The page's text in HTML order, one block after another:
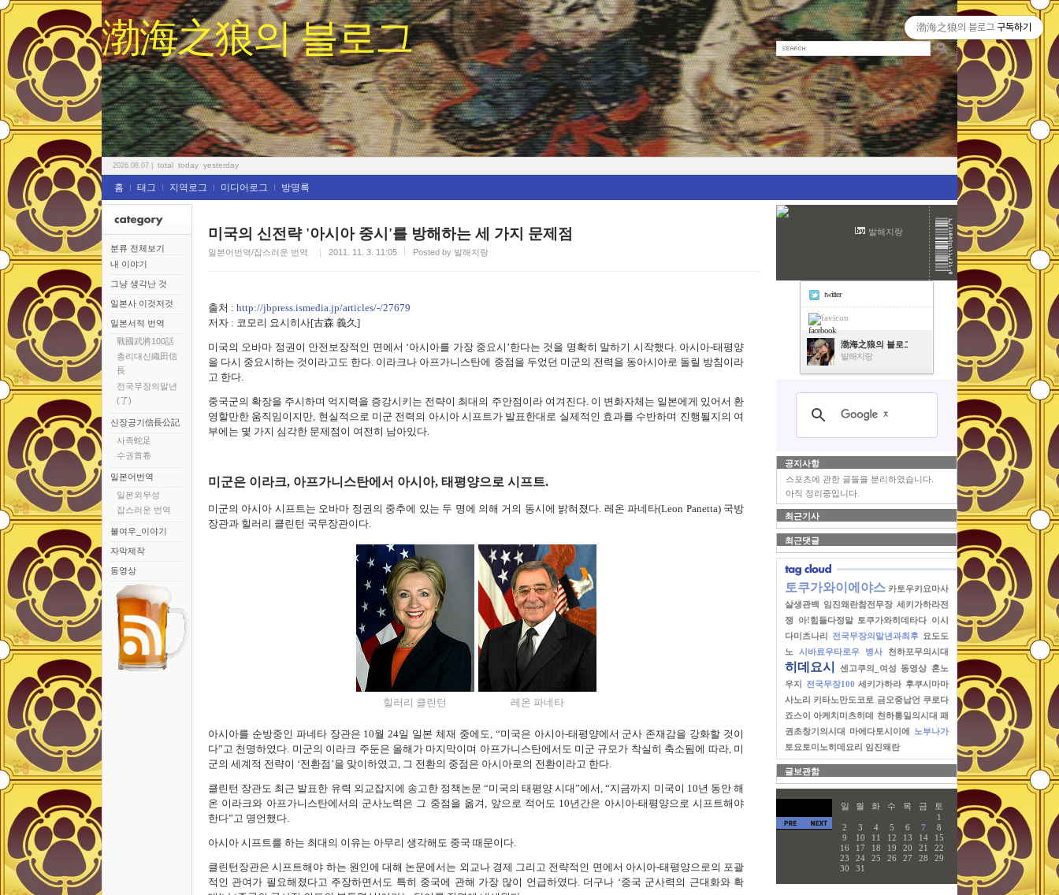
渤海之狼의 블로그
2026.08.07 total today yesterday
홈 태그 지역로그 미디어로그 방명록
분류 전체보기
내 이야기
그냥 생각난 것
일본사 이것저것
일본서적 번역
戰國武將100話
총리대신織田信
長
전국무장의말년
(了)
신장공기信長公記
사족蛇足
수권首卷
일본어번역
일본외무성
잡스러운 번역
불여우_이야기
자막제작
동영상
미국의 신전략 '아시아 중시'를 방해하는 세 가지 문제점
일본어번역/잡스러운 번역 2011. 11. 3. 11:05 Posted by 발해지랑
출처 : http://jbpress.ismedia.jp/articles/-/27679
저자 : 코모리 요시히사[古森 義久]
미국의 오바마 정권이 안전보장적인 면에서 ‘아시아를 가장 중요시’한다는 것을 명확히 말하기 시작했다. 아시아-태평양
을 다시 중요시하는 것이라고도 한다. 이라크나 아프가니스탄에 중점을 두었던 미군의 전력을 동아시아로 돌릴 방침이라
고 한다.
중국군의 확장을 주시하며 억지력을 증강시키는 전략이 최대의 주안점이라 여겨진다. 이 변화자체는 일본에게 있어서 환
영할만한 움직임이지만, 현실적으로 미군 전력의 아시아 시프트가 발표한대로 실제적인 효과를 수반하며 진행될지의 여
부에는 몇 가지 심각한 문제점이 여전히 남아있다.
미군은 이라크, 아프가니스탄에서 아시아, 태평양으로 시프트.
미군의 아시아 시프트는 오바마 정권의 중추에 있는 두 명에 의해 거의 동시에 밝혀졌다. 레온 파네타(Leon Panetta) 국방
장관과 힐러리 클린턴 국무장관이다.
힐러리 클린턴 레온 파네타
아시아를 순방중인 파네타 장관은 10월 24일 일본 체재 중에도, “미국은 아시아-태평양에서 군사 존재감을 강화할 것이
다”고 천명하였다. 미군의 이라크 주둔은 올해가 마지막이며 아프가니스탄에서도 미군 규모가 착실히 축소됨에 따라, 미
군의 세계적 전략이 ‘전환점’을 맞이하였고, 그 전환의 중점은 아시아로의 전환이라고 한다.
클린턴 장관도 최근 발표한 유력 외교잡지에 송고한 정책논문 “미국의 태평양 시대”에서, “지금까지 미국이 10년 동안 해
온 이라크와 아프가니스탄에서의 군사노력은 그 중점을 옮겨, 앞으로 적어도 10년간은 아시아-태평양으로 시프트해야
한다”고 명언했다.
아시아 시프트를 하는 최대의 이유는 아무리 생각해도 중국 때문이다.
클린턴장관은 시프트해야 하는 원인에 대해 논문에서는 외교나 경제 그리고 전략적인 면에서 아시아-태평양으로의 포괄
적인 관여가 필요해졌다고 주장하면서도 특히 중국에 관해 가장 많이 언급하였다. 더구나 ‘중국 군사력의 근대화와 확
발해지랑
twitter
facebook
渤海之狼의 블로그
발해지랑
공지사항
스포츠에 관한 글들을 분리하였습니다.
아직 정리중입니다.
최근기사
최근댓글
토쿠가와이에야스 카토우키요마사
살생관백 임진왜란참전무장 세키가하라전
쟁
아!힘들다정말 토쿠가와히데타다 이시
다미츠나리 전국무장의말년과최후 요도도
노
시바료우타로우 병사 천하포무의시대
히데요시 센고쿠의_여성 동영상 혼노
우지 전국무장100 세키가하라 후쿠시마마
사노리 키타노만도코로 금오중납언 쿠로다
죠스이 아케치미츠히데 천하통일의시대 패
권초창기의시대 마에다토시이에
노부나가
토요토미노히데요리 임진왜란
글보관함
일 월 화 수 목 금
토
1
2
3 4 5 6 7
8
9
10 11 12 13 14
15
16
17 18 19 20 21
22
23
24 25 26 27 28
29
30
31
渤海之狼의 블로그 구독하기